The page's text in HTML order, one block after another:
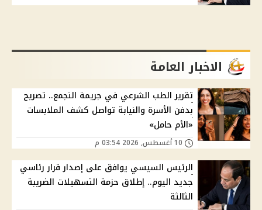
الاخبار العامة
تقرير الطب الشرعي في جريمة التجمع.. تصريح
بدفن الأسرة والنيابة تواصل كشف الملابسات
«الأم حامل»
الرئيس السيسي يوافق على إصدار قرار رئاسي
جديد اليوم.. إطلاق حزمة التسهيلات الضريبة
الثالثة